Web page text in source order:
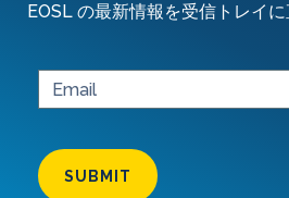
EOSL の最新情報を受信トレイに
SUBMIT